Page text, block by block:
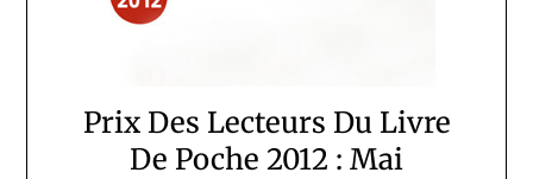
Prix Des Lecteurs Du Livre
De Poche 2012 : Mai